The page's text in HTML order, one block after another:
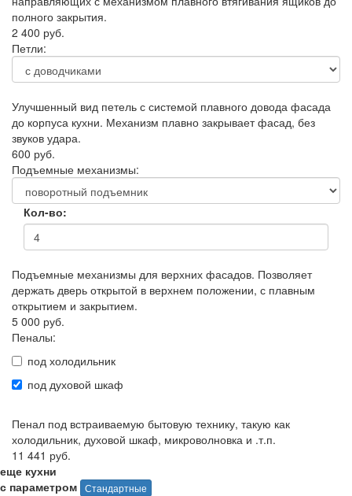
полного закрытия.
2 400 руб.
Петли:
Улучшенный вид петель с системой плавного довода фасада
до корпуса кухни. Механизм плавно закрывает фасад, без
звуков удара.
600 руб.
Подъемные механизмы:
Кол-во:
Подъемные механизмы для верхних фасадов. Позволяет
держать дверь открытой в верхнем положении, с плавным
открытием и закрытием.
5 000 руб.
Пеналы:
под холодильник
под духовой шкаф
Пенал под встраиваемую бытовую технику, такую как
холодильник, духовой шкаф, микроволновка и .т.п.
11 441 руб.
еще кухни
с параметром Стандартные